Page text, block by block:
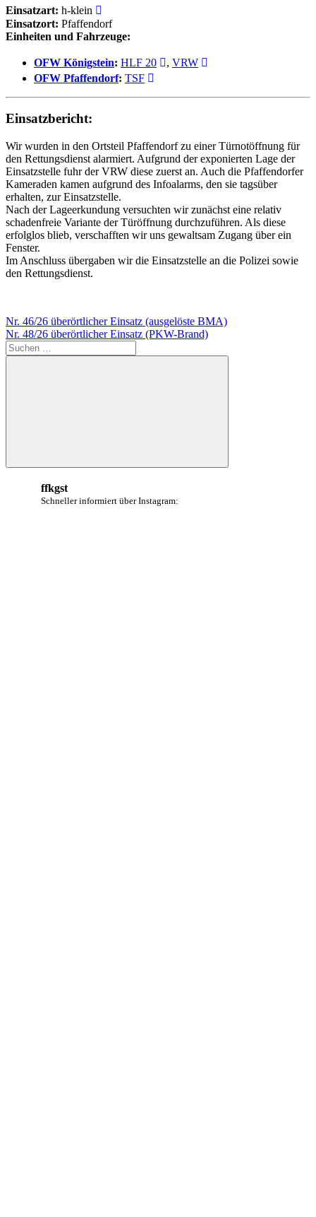
Einsatzart: h-klein
Einsatzort: Pfaffendorf
Einheiten und Fahrzeuge:
OFW Königstein: HLF 20 , VRW
OFW Pfaffendorf: TSF
Einsatzbericht:
Wir wurden in den Ortsteil Pfaffendorf zu einer Türnotöffnung für
den Rettungsdienst alarmiert. Aufgrund der exponierten Lage der
Einsatzstelle fuhr der VRW diese zuerst an. Auch die Pfaffendorfer
Kameraden kamen aufgrund des Infoalarms, den sie tagsüber
erhalten, zur Einsatzstelle.
Nach der Lageerkundung versuchten wir zunächst eine relativ
schadenfreie Variante der Türöffnung durchzuführen. Als diese
erfolglos blieb, verschafften wir uns gewaltsam Zugang über ein
Fenster.
Im Anschluss übergaben wir die Einsatzstelle an die Polizei sowie
den Rettungsdienst.
Beitragsnavigation
Vorheriger
Beitrag:
Nr. 46/26 überörtlicher Einsatz (ausgelöste BMA)
Nächster
Beitrag:
Nr. 48/26 überörtlicher Einsatz (PKW-Brand)
Suchen
nach:
Suchen
ffkgst
Schneller informiert über Instagram: